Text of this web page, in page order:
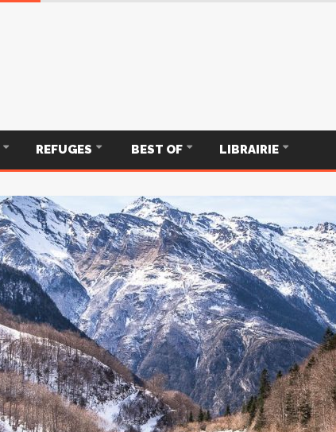
REFUGES BEST OF LIBRAIRIE